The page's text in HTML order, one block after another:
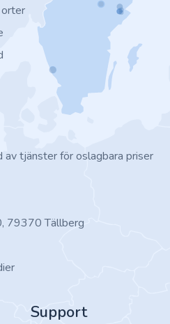
tjänster för oslagbara priser
79370 Tällberg
Support